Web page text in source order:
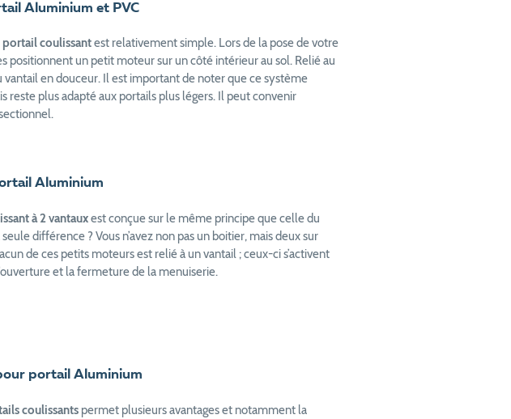
Aluminium et PVC
coulissantest relativement simple. Lors de la pose de votre
positionnent un petit moteur sur un côté intérieur au sol. Relié au
en douceur. Il est important de noter que ce système
reste plus adapté aux portails plus légers. Il peut convenir
Aluminium
à 2 vantauxest conçue sur le même principe que celle du
différence ? Vous n’avez non pas un boitier, mais deux sur
de ces petits moteurs est relié à un vantail ; ceux-ci s’activent
et la fermeture de la menuiserie.
portail Aluminium
coulissants permet plusieurs avantages et notamment la